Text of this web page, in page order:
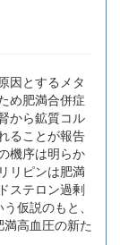
因とするメタ
め肥満合併症
から鉱質コル
ることが報告
機序は明らか
リピンは肥満
ステロン過剰
仮説のもと、
高血圧の新た